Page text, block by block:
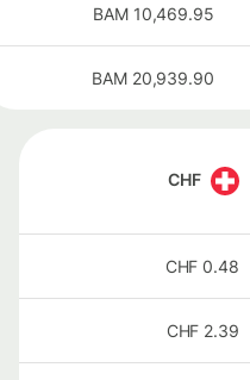
10,469.95
BAM
20,939.90
BAM
CHF
0.48
CHF
2.39
CHF